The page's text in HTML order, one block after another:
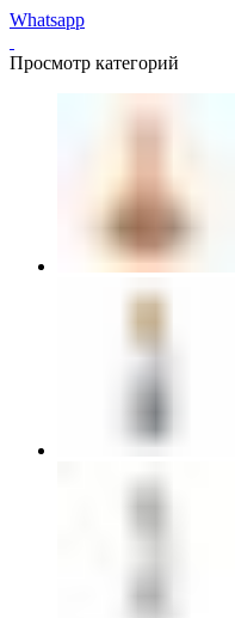
Whatsapp
Просмотр категорий